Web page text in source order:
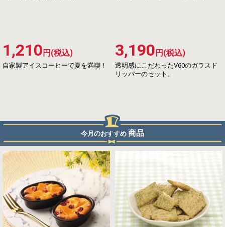
自家製アイスコーヒーで夏を満喫！
1,210 円(税込)
透明感にこだわったV60のガラスド
リッパーのセット。
3,190 円(税込)
今月のおすすめ 商品